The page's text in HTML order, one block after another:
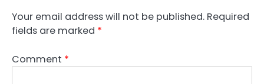
Your email address will not be published. Required
fields are marked *
Comment *